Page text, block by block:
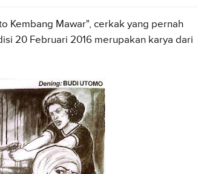
Kembang Mawar", cerkak yang pernah
20 Februari 2016 merupakan karya dari